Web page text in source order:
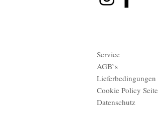
Service
AGB`s
Lieferbedingungen
Cookie Policy Seite
Datenschutz